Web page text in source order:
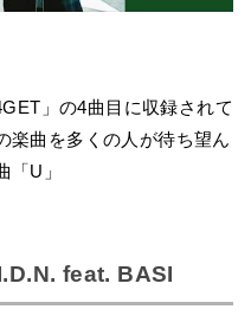
」の4曲目に収録されて
楽曲を多くの人が待ち望ん
U」
feat. BASI